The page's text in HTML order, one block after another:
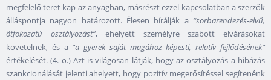
megfelelő teret kap az anyagban, másrészt ezzel kapcsolatban a szerzők
álláspontja nagyon határozott. Élesen bírálják a “sorbarendezés-elvű,
ötfokozatú osztályozást”, ehelyett személyre szabott elvárásokat
követelnek, és a “a gyerek saját magához képesti, relatív fejlődésének”
értékelését. (4. o.) Azt is világosan látják, hogy az osztályozás a hibázás
szankcionálását jelenti ahelyett, hogy pozitív megerősítéssel segítenénk